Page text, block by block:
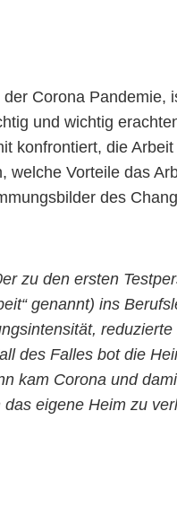
Corona Pandemie,
und wichtig
konfrontiert, die
Vorteile das
des
zu den ersten
genannt) ins
des Falles bot die
kam Corona und
eigene Heim zu